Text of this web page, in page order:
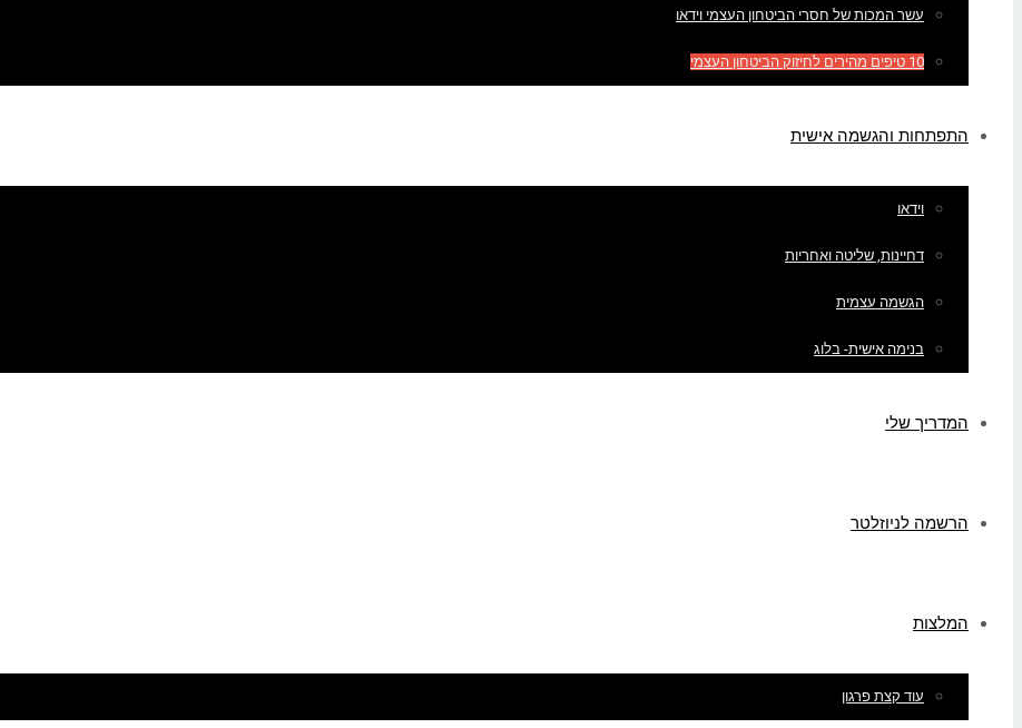
עשר המכות של חסרי הביטחון העצמי וידאו
10 טיפים מהירים לחיזוק הביטחון העצמי
התפתחות והגשמה אישית
וידאו
דחיינות, שליטה ואחריות
הגשמה עצמית
בנימה אישית- בלוג
המדריך שלי
הרשמה לניוזלטר
המלצות
עוד קצת פרגון